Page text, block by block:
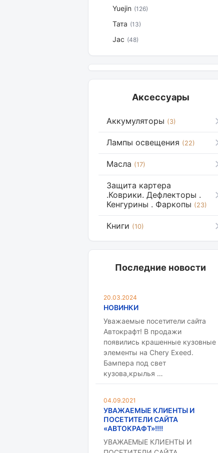
Yuejin (126)
Тата (13)
Jac (48)
Аксессуары
Аккумуляторы (3)
Лампы освещения (22)
Масла (17)
Защита картера
.Коврики. Дефлекторы .
Кенгурины . Фаркопы (23)
Книги (10)
Последние новости
20.03.2024
НОВИНКИ
Уважаемые посетители сайта
Автокрафт! В продажи
появились крашенные кузовные
элементы на Chery Exeed.
Бампера под свет
кузова,крылья …
04.09.2021
УВАЖАЕМЫЕ КЛИЕНТЫ И
ПОСЕТИТЕЛИ САЙТА
«АВТОКРАФТ»!!!!
УВАЖАЕМЫЕ КЛИЕНТЫ И